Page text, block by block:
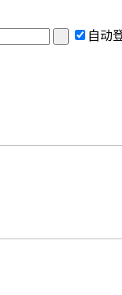
自动